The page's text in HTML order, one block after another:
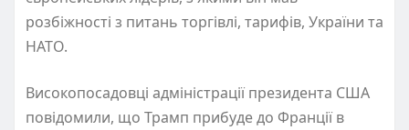
розбіжності з питань торгівлі, тарифів, України та
НАТО.
Високопосадовці адміністрації президента США
повідомили, що Трамп прибуде до Франції в